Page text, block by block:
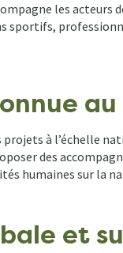
les
à l’échelle
des
humaines sur la
et